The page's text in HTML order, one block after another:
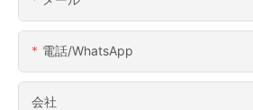
電話/WhatsApp
会社